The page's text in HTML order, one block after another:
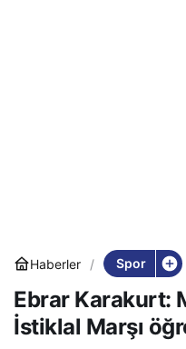
Haberler Spor
Ebrar Karakurt:
İstiklal Marşı